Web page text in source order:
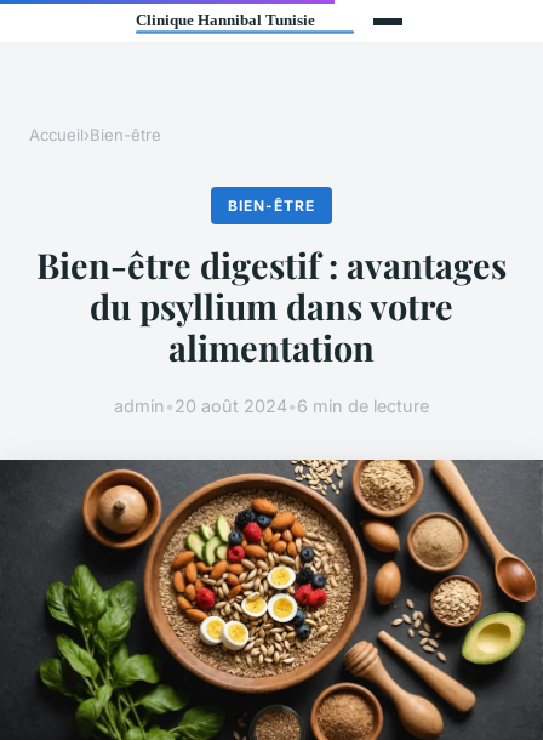
Accueil›Bien-être
BIEN-ÊTRE
Bien-être digestif : avantages
du psyllium dans votre
alimentation
admin•20 août 2024•6 min de lecture